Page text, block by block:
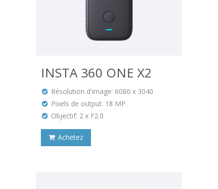
INSTA 360 ONE X2
Résolution d'image: 6080 x 3040
Pixels de output: 18 MP
Objectif: 2 x F2.0
Achetez